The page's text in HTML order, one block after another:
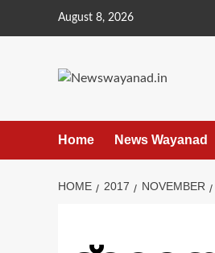
August 8, 2026
Home News Wayanad
HOME 2017 NOVEMBER